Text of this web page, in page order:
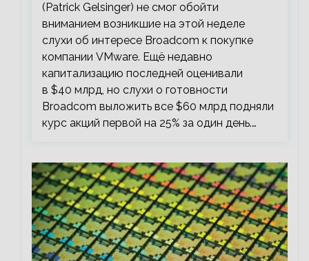
(Patrick Gelsinger) не смог обойти
вниманием возникшие на этой неделе
слухи об интересе Broadcom к покупке
компании VMware. Ещё недавно
капитализацию последней оценивали
в $40 млрд, но слухи о готовности
Broadcom выложить все $60 млрд подняли
курс акций первой на 25% за один день.…